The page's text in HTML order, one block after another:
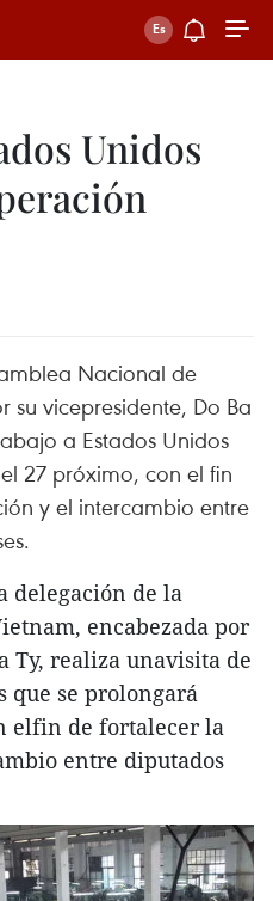
Unidos
Nacional de
vicepresidente, Do Ba
a Estados Unidos
27 próximo, con el fin
y el intercambio entre
delegación de la
encabezada por
Ty, realiza unavisita de
que se prolongará
elfin de fortalecer la
entre diputados